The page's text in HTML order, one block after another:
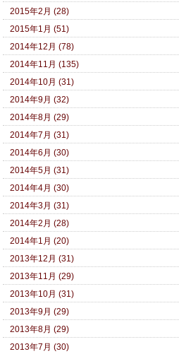
2015年2月 (28)
2015年1月 (51)
2014年12月 (78)
2014年11月 (135)
2014年10月 (31)
2014年9月 (32)
2014年8月 (29)
2014年7月 (31)
2014年6月 (30)
2014年5月 (31)
2014年4月 (30)
2014年3月 (31)
2014年2月 (28)
2014年1月 (20)
2013年12月 (31)
2013年11月 (29)
2013年10月 (31)
2013年9月 (29)
2013年8月 (29)
2013年7月 (30)